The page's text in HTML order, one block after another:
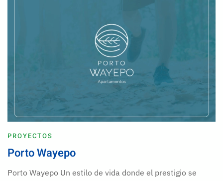
PROYECTOS
Porto Wayepo
Porto Wayepo Un estilo de vida donde el prestigio se